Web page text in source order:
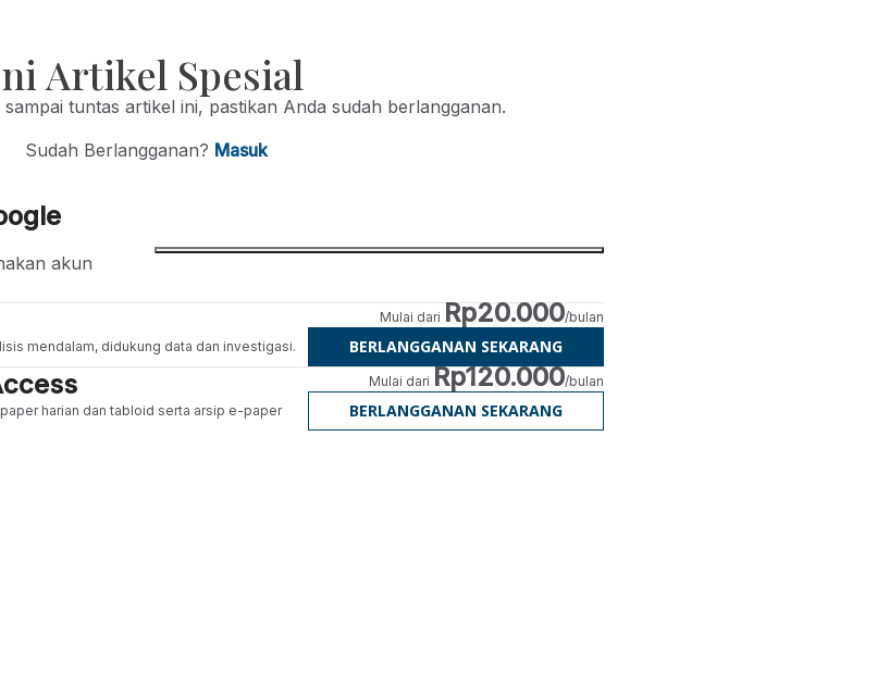
Artikel Spesial
tuntas artikel ini, pastikan Anda sudah berlangganan.
Sudah Berlangganan? Masuk
akun
mendalam, didukung data dan investigasi.
Mulai dari Rp20.000/bulan
BERLANGGANAN SEKARANG
harian dan tabloid serta arsip e-paper
Mulai dari Rp120.000/bulan
BERLANGGANAN SEKARANG